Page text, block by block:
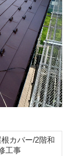
カバー/2階和
工事